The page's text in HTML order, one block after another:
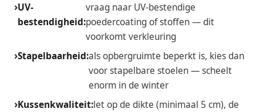
UV-
bestendigheid:
vraag naar UV-bestendige
poedercoating of stoffen — dit
voorkomt verkleuring
Stapelbaarheid:als opbergruimte beperkt is, kies dan
voor stapelbare stoelen — scheelt
enorm in de winter
Kussenkwaliteit:let op de dikte (minimaal 5 cm), de